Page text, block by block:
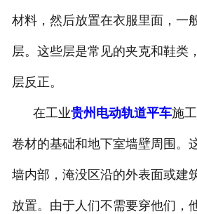
材料，然后放置在衣服里面，一
层。这些层是常见的夹克和鞋类
层反正。
在工业贵州电动轨道平车施
卷材的基础和地下室墙壁周围。
墙内部，淹没区沿的外表面或建
放置。由于人们不需要穿他们，